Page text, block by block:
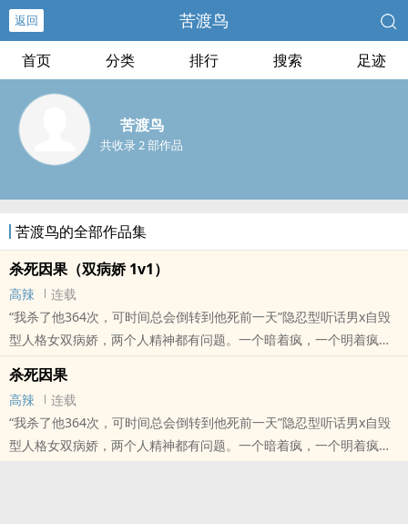
返回 苦渡鸟
首页 分类 排行 搜索 足迹
苦渡鸟
共收录 2 部作品
苦渡鸟的全部作品集
杀死因果（双病娇 1v1）
高辣
连载
“我杀了他364次，可时间总会倒转到他死前一天”隐忍型听话男x自毁
型人格女双病娇，两个人精神都有问题。一个暗着疯，一个明着疯。
秀色等血腥暴力描写。以上描写基本都是女主对男主。可能会很压
抑，存在家暴/校园暴力/强奸等剧情。请确保自己能接受再观看。双
处。
本站提示：各位书友要是觉得《杀死因果（双病娇 1v1）》还不错的
杀死因果
高辣
连载
“我杀了他364次，可时间总会倒转到他死前一天”隐忍型听话男x自毁
型人格女双病娇，两个人精神都有问题。一个暗着疯，一个明着疯。